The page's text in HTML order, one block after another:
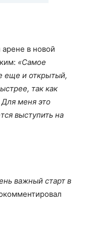
в новой
«Самое
еще и открытый,
так как
Для меня это
выступить на
важный старт в